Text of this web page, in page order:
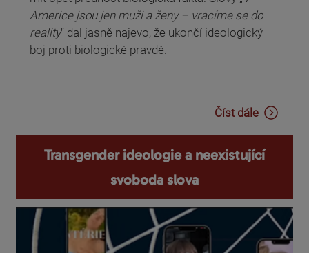
Americe jsou jen muži a ženy – vracíme se do
reality“ dal jasně najevo, že ukončí ideologický
boj proti biologické pravdě.
Číst dále
Transgender ideologie a neexistující
svoboda slova